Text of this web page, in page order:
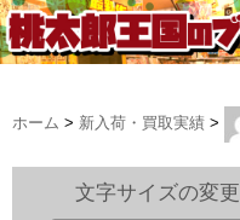
ホーム > 新入荷・買取実績 >
文字サイズの変更